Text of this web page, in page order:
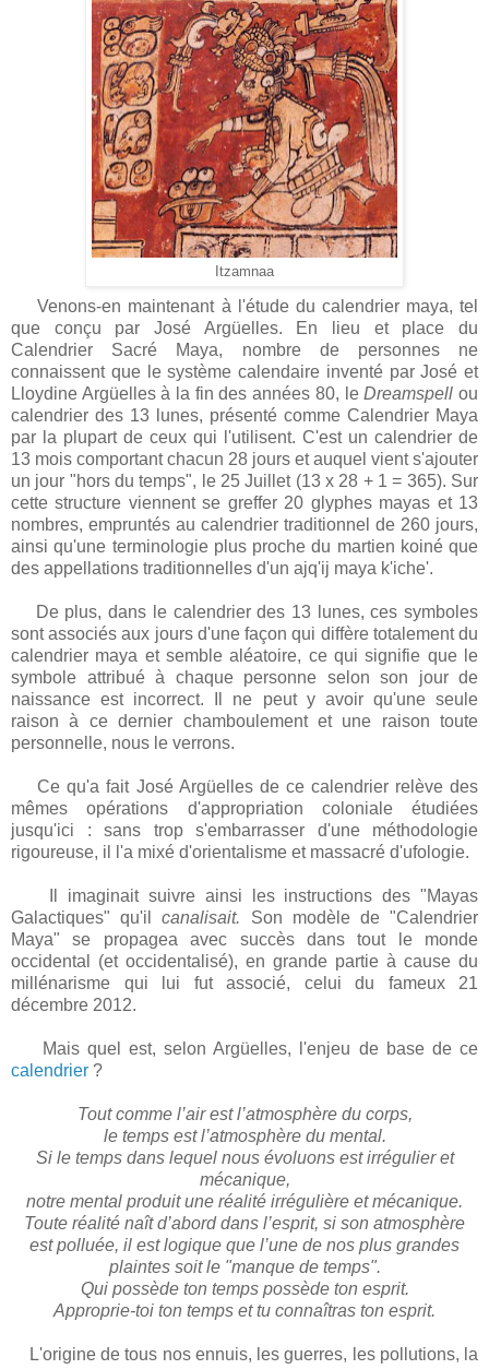
Itzamnaa
Venons-en maintenant à l'étude du calendrier maya, tel
que conçu par José Argüelles. En lieu et place du
Calendrier Sacré Maya, nombre de personnes ne
connaissent que le système calendaire inventé par José et
Lloydine Argüelles à la fin des années 80, leDreamspell ou
calendrier des 13 lunes, présenté comme Calendrier Maya
par la plupart de ceux qui l'utilisent. C'est un calendrier de
13 mois comportant chacun 28 jours et auquel vient s'ajouter
un jour "hors du temps", le 25 Juillet (13 x 28 + 1 = 365). Sur
cette structure viennent se greffer 20 glyphes mayas et 13
nombres, empruntés au calendrier traditionnel de 260 jours,
ainsi qu'une terminologie plus proche du martien koiné que
des appellations traditionnelles d'un ajq'ij maya k'iche'.
De plus, dans le calendrier des 13 lunes, ces symboles
sont associés aux jours d'une façon qui diffère totalement du
calendrier maya et semble aléatoire, ce qui signifie que le
symbole attribué à chaque personne selon son jour de
naissance est incorrect. Il ne peut y avoir qu'une seule
raison à ce dernier chamboulement et une raison toute
personnelle, nous le verrons.
Ce qu'a fait José Argüelles de ce calendrier relève des
mêmes opérations d'appropriation coloniale étudiées
jusqu'ici : sans trop s'embarrasser d'une méthodologie
rigoureuse, il l'a mixé d'orientalisme et massacré d'ufologie.
Il imaginait suivre ainsi les instructions des "Mayas
Galactiques" qu'ilcanalisait. Son modèle de "Calendrier
Maya" se propagea avec succès dans tout le monde
occidental (et occidentalisé), en grande partie à cause du
millénarisme qui lui fut associé, celui du fameux 21
décembre 2012.
Mais quel est, selon Argüelles, l'enjeu de base de ce
calendrier ?
Tout comme l’air est l’atmosphère du corps,
le temps est l’atmosphère du mental.
Si le temps dans lequel nous évoluons est irrégulier et
mécanique,
notre mental produit une réalité irrégulière et mécanique.
Toute réalité naît d’abord dans l’esprit, si son atmosphère
est polluée, il est logique que l’une de nos plus grandes
plaintes soit le "manque de temps".
Qui possède ton temps possède ton esprit.
Approprie-toi ton temps et tu connaîtras ton esprit.
L'origine de tous nos ennuis, les guerres, les pollutions, la